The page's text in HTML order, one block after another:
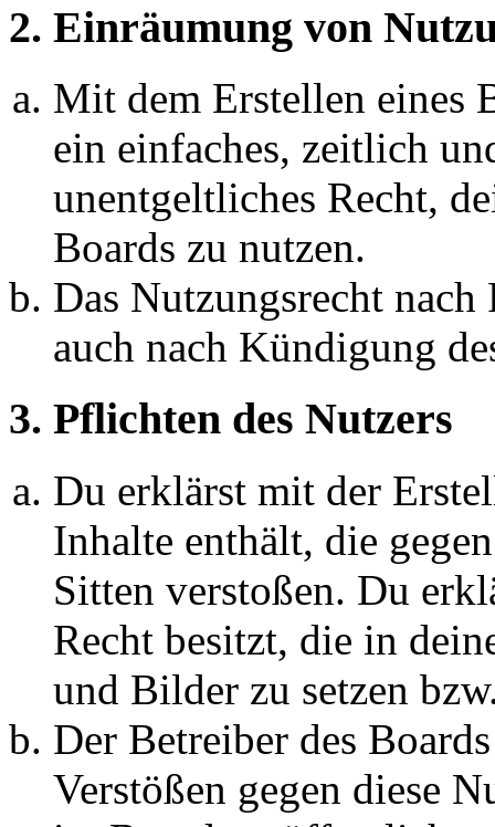
2. Einräumung von
Mit dem Erstellen eines
ein einfaches, zeitlich
unentgeltliches Recht,
Boards zu nutzen.
Das Nutzungsrecht
auch nach Kündigung
3. Pflichten des Nutzers
Du erklärst mit der
Inhalte enthält, die
Sitten verstoßen. Du
Recht besitzt, die in
und Bilder zu setzen
Der Betreiber des
Verstößen gegen diese